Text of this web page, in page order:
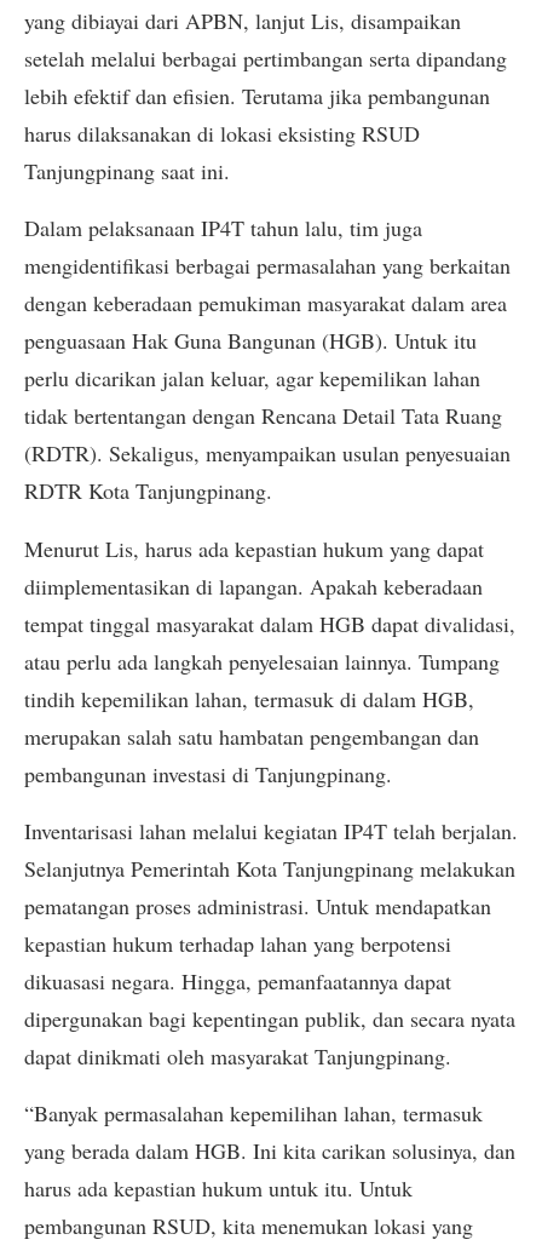
yang dibiayai dari APBN, lanjut Lis, disampaikan
setelah melalui berbagai pertimbangan serta dipandang
lebih efektif dan efisien. Terutama jika pembangunan
harus dilaksanakan di lokasi eksisting RSUD
Tanjungpinang saat ini.
Dalam pelaksanaan IP4T tahun lalu, tim juga
mengidentifikasi berbagai permasalahan yang berkaitan
dengan keberadaan pemukiman masyarakat dalam area
penguasaan Hak Guna Bangunan (HGB). Untuk itu
perlu dicarikan jalan keluar, agar kepemilikan lahan
tidak bertentangan dengan Rencana Detail Tata Ruang
(RDTR). Sekaligus, menyampaikan usulan penyesuaian
RDTR Kota Tanjungpinang.
Menurut Lis, harus ada kepastian hukum yang dapat
diimplementasikan di lapangan. Apakah keberadaan
tempat tinggal masyarakat dalam HGB dapat divalidasi,
atau perlu ada langkah penyelesaian lainnya. Tumpang
tindih kepemilikan lahan, termasuk di dalam HGB,
merupakan salah satu hambatan pengembangan dan
pembangunan investasi di Tanjungpinang.
Inventarisasi lahan melalui kegiatan IP4T telah berjalan.
Selanjutnya Pemerintah Kota Tanjungpinang melakukan
pematangan proses administrasi. Untuk mendapatkan
kepastian hukum terhadap lahan yang berpotensi
dikuasasi negara. Hingga, pemanfaatannya dapat
dipergunakan bagi kepentingan publik, dan secara nyata
dapat dinikmati oleh masyarakat Tanjungpinang.
“Banyak permasalahan kepemilihan lahan, termasuk
yang berada dalam HGB. Ini kita carikan solusinya, dan
harus ada kepastian hukum untuk itu. Untuk
pembangunan RSUD, kita menemukan lokasi yang